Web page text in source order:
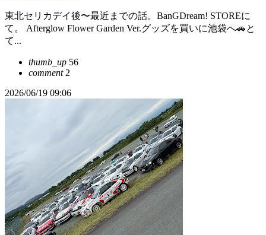
東北セリカデイ後〜最近までの話。BanGDream! STOREに
て。 Afterglow Flower Garden Ver.グッズを買いに池袋へ🚗と
て...
thumb_up 56
comment2
2026/06/19 09:06